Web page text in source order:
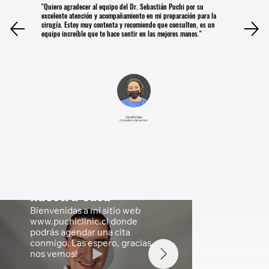
nuestra casa
Bienvenidas a mi sitio web
www.puchiclinic.cl donde
podrás agendar una cita
conmigo. Las espero, gracias,
nos vemos!
"Quiero agradecer al equipo del Dr. Sebastián Puchi por su
excelente atención y acompañamiento en mi preparación para la
cirugía. Estoy muy contenta y recomiendo que consulten, es un
equipo increíble que te hace sentir en las mejores manos."
Josefa Saiz
Ganadora de sorteo